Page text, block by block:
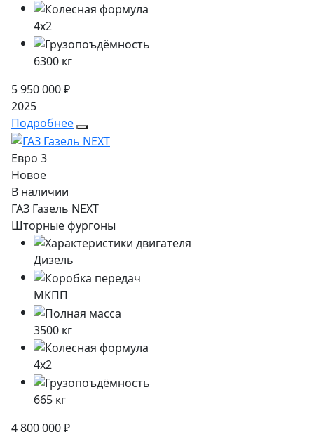
4x2
6300 кг
5 950 000 ₽
2025
Подробнее
Евро 3
Новое
В наличии
ГАЗ Газель NEXT
Шторные фургоны
Дизель
МКПП
3500 кг
4x2
665 кг
4 800 000 ₽